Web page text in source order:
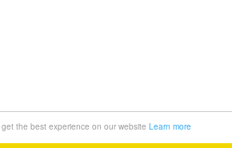
the best experience on our website Learn more